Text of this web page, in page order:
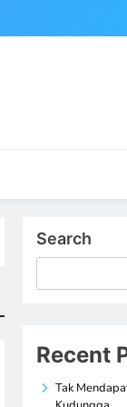
Search
Recent
Tak